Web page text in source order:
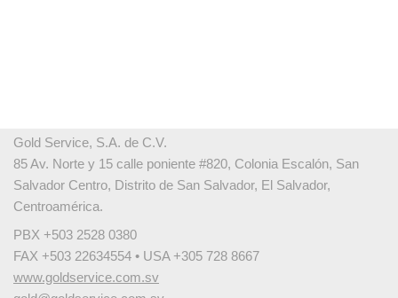
Gold Service, S.A. de C.V.
85 Av. Norte y 15 calle poniente #820, Colonia Escalón, San
Salvador Centro, Distrito de San Salvador, El Salvador,
Centroamérica.
PBX +503 2528 0380
FAX +503 22634554 • USA +305 728 8667
www.goldservice.com.sv